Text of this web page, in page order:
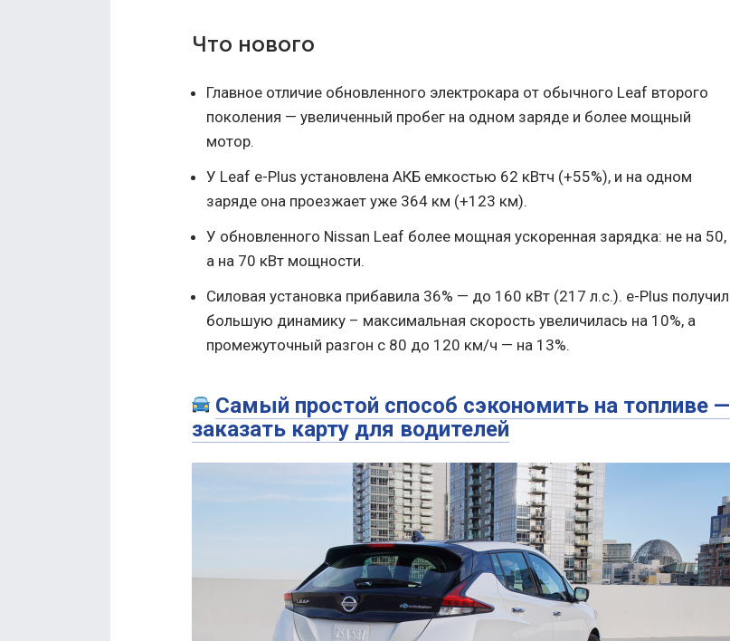
Что нового
Главное отличие обновленного электрокара от обычного Leaf второго
поколения — увеличенный пробег на одном заряде и более мощный
мотор.
У Leaf e-Plus установлена АКБ емкостью 62 кВтч (+55%), и на одном
заряде она проезжает уже 364 км (+123 км).
У обновленного Nissan Leaf более мощная ускоренная зарядка: не на 50,
а на 70 кВт мощности.
Силовая установка прибавила 36% — до 160 кВт (217 л.с.). e-Plus получил
большую динамику – максимальная скорость увеличилась на 10%, а
промежуточный разгон с 80 до 120 км/ч — на 13%.
Самый простой способ сэкономить на топливе —
заказать карту для водителей